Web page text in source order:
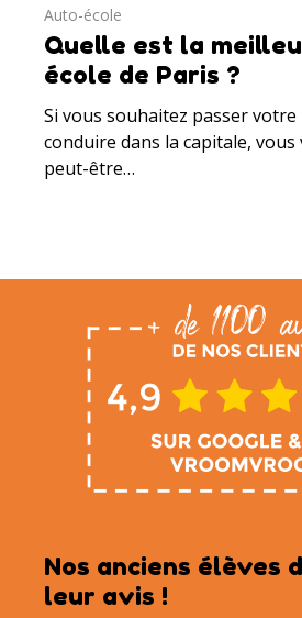
Auto-école
Quelle est la
école de Paris ?
Si vous souhaitez passer votre
conduire dans la capitale, vous
peut-être…
Nos anciens élèves
leur avis !